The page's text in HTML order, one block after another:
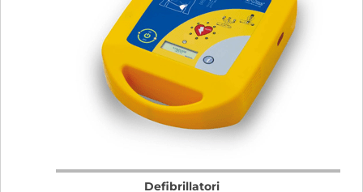
Defibrillatori